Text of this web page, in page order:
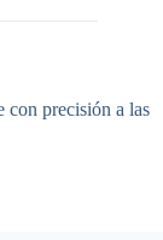
con precisión a las